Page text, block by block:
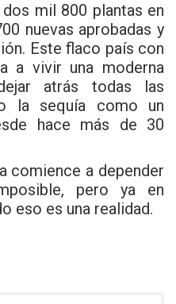
mil 800 plantas en
nuevas aprobadas y
Este flaco país con
a vivir una moderna
atrás todas las
la sequía como un
hace más de 30
comience a depender
pero ya en
eso es una realidad.